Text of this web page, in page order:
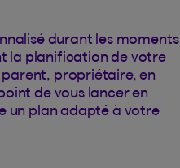
durant les moments
la planification de votre
propriétaire, en
de vous lancer en
un plan adapté à votre